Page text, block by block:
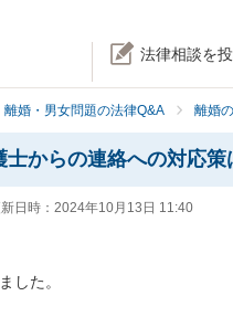
法律相談を
離婚・男女問題の法律Q&A 離婚
からの連絡への対応策
日時： 2024年10月13日 11:40
した。